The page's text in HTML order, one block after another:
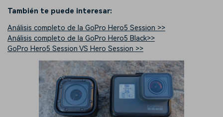
También te puede interesar:
Análisis completo de la GoPro Hero5 Session >>
Análisis completo de la GoPro Hero5 Black>>
GoPro Hero5 Session VS Hero Session >>